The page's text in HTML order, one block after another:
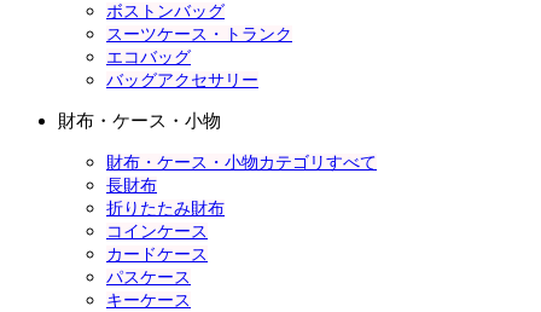
ボストンバッグ
スーツケース・トランク
エコバッグ
バッグアクセサリー
財布・ケース・小物
財布・ケース・小物カテゴリすべて
長財布
折りたたみ財布
コインケース
カードケース
パスケース
キーケース